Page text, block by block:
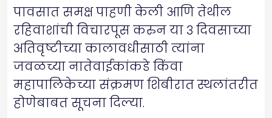
पावसात समक्ष पाहणी केली आणि तेथील
रहिवाशांची विचारपूस करुन या ३ दिवसाच्या
अतिवृष्टीच्या कालावधीसाठी त्यांना
जवळच्या नातेवाईकांकडे किंवा
महापालिकेच्या संक्रमण शिबीरात स्थलांतरीत
होणेबाबत सूचना दिल्या.